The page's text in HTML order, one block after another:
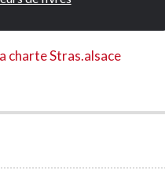
charte Stras.alsace